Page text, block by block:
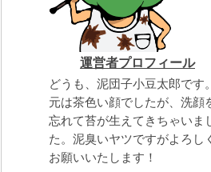
運営者プロフィール
どうも、泥団子小豆太郎です。
元は茶色い顔でしたが、洗顔
忘れて苔が生えてきちゃいま
た。泥臭いヤツですがよろし
お願いいたします！